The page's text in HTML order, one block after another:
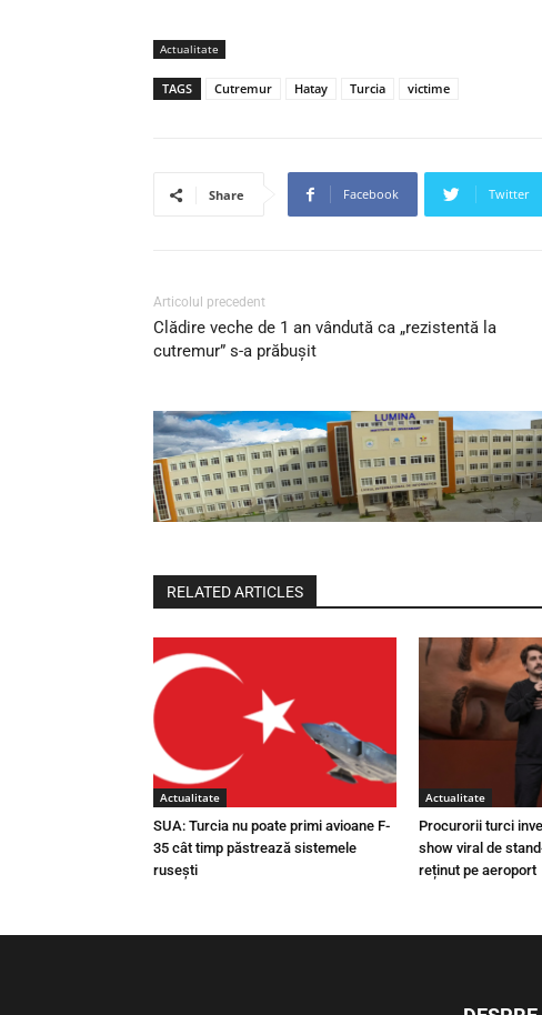
Actualitate
TAGS Cutremur Hatay Turcia victime
Share Facebook Twitter
Articolul precedent
Clădire veche de 1 an vândută ca „rezistentă la
cutremur” s-a prăbușit
RELATED ARTICLES
Actualitate
SUA: Turcia nu poate primi avioane F-
35 cât timp păstrează sistemele
rusești
Actualitate
Procurorii turci
show viral de
reținut pe aeroport